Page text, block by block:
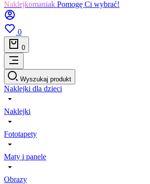
Naklejkomaniak Pomogę Ci wybrać!
0
0
Wyszukaj produkt
Naklejki dla dzieci
Naklejki
Fototapety
Maty i panele
Obrazy